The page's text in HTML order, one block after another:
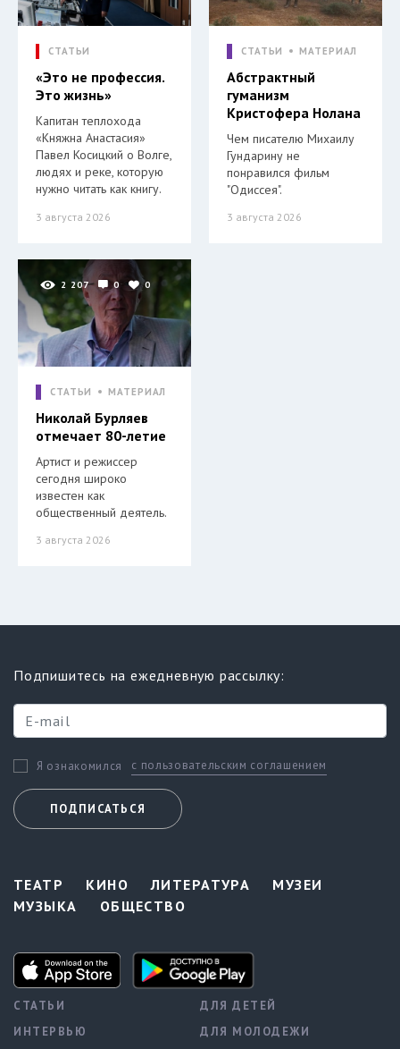
СТАТЬИ
«Это не профессия.
Это жизнь»
Капитан теплохода
«Княжна Анастасия»
Павел Косицкий о Волге,
людях и реке, которую
нужно читать как книгу.
3 августа 2026
СТАТЬИ МАТЕРИАЛ
Абстрактный
гуманизм
Кристофера Нолана
Чем писателю Михаилу
Гундарину не
понравился фильм
"Одиссея".
3 августа 2026
2 207 0 0
СТАТЬИ МАТЕРИАЛ
Николай Бурляев
отмечает 80-летие
Артист и режиссер
сегодня широко
известен как
общественный деятель.
3 августа 2026
Подпишитесь на ежедневную рассылку:
Я ознакомился с пользовательским соглашением
ПОДПИСАТЬСЯ
ТЕАТР КИНО ЛИТЕРАТУРА
МУЗЕИ
МУЗЫКА
ОБЩЕСТВО
СТАТЬИ
ИНТЕРВЬЮ
ДЛЯ ДЕТЕЙ
ДЛЯ МОЛОДЕЖИ